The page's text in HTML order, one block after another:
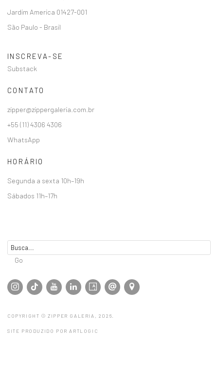
Jardim America 01427-001
São Paulo - Brasil
INSCREVA-SE
Substack
CONTATO
zipper@zippergaleria.com.br
+55 (11) 4306 4306
WhatsApp
HORÁRIO
Segunda a sexta 10h–19h
Sábados 11h–17h
Go
COPYRIGHT © ZIPPER GALERIA, 2026.
SITE PRODUZIDO POR ARTLOGIC